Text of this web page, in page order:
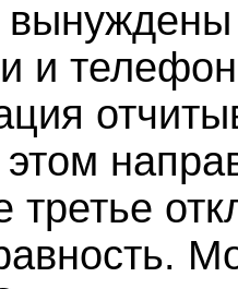
и
третье